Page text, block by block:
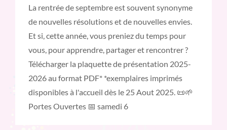
La rentrée de septembre est souvent synonyme
de nouvelles résolutions et de nouvelles envies.
Et si, cette année, vous preniez du temps pour
vous, pour apprendre, partager et rencontrer ?
Télécharger la plaquette de présentation 2025-
2026 au format PDF* *exemplaires imprimés
disponibles à l'accueil dès le 25 Aout 2025. 📜🌱
Portes Ouvertes 📅 samedi 6